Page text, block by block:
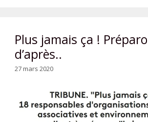
Plus jamais ça !
d’après..
27 mars 2020